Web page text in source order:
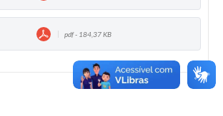
pdf - 184,37 KB